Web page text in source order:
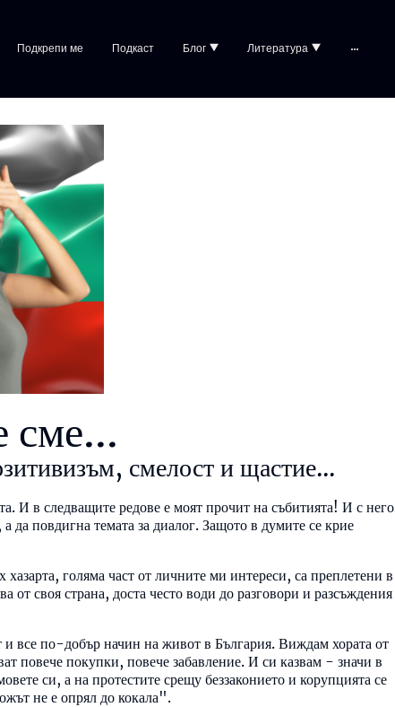
Подкрепи ме Подкаст Блог Литература
сме...
смелост и щастие...
И в следващите редове е моят прочит на събитията! И с него
да повдигна темата за диалог. Защото в думите се крие
голяма част от личните ми интереси, са преплетени в
от своя страна, доста често води до разговори и разсъждения
и все по-добър начин на живот в България. Виждам хората от
повече покупки, повече забавление. И си казвам - значи в
си, а на протестите срещу беззаконието и корупцията се
не е опрял до кокала".